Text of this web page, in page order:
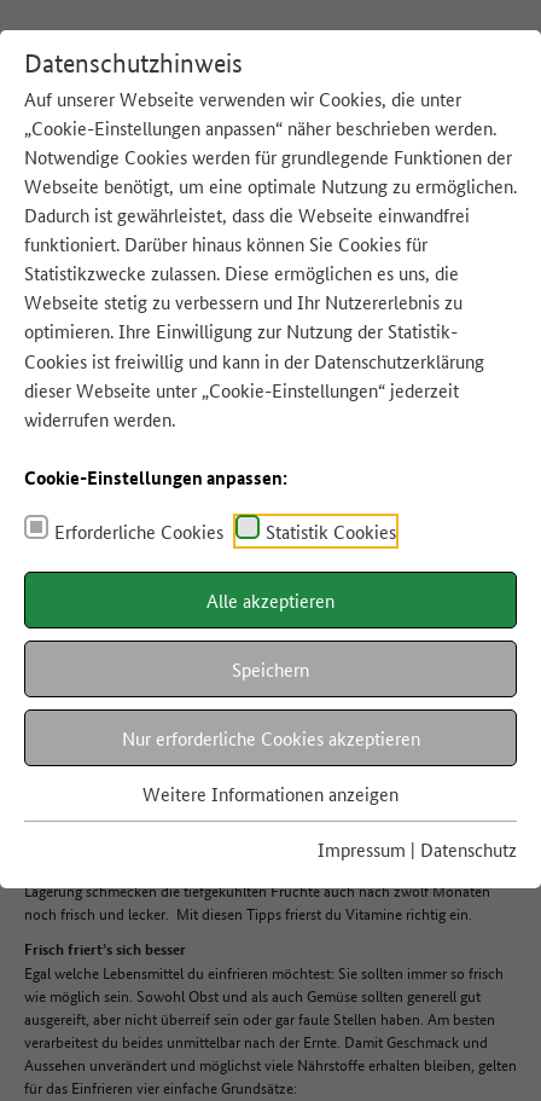
Datenschutzhinweis
Auf unserer Webseite verwenden wir Cookies, die unter
„Cookie-Einstellungen anpassen“ näher beschrieben werden.
Notwendige Cookies werden für grundlegende Funktionen der
Webseite benötigt, um eine optimale Nutzung zu ermöglichen.
Dadurch ist gewährleistet, dass die Webseite einwandfrei
funktioniert. Darüber hinaus können Sie Cookies für
Statistikzwecke zulassen. Diese ermöglichen es uns, die
Webseite stetig zu verbessern und Ihr Nutzererlebnis zu
optimieren. Ihre Einwilligung zur Nutzung der Statistik-
Cookies ist freiwillig und kann in der Datenschutzerklärung
dieser Webseite unter „Cookie-Einstellungen“ jederzeit
widerrufen werden.
Cookie-Einstellungen anpassen:
Erforderliche Cookies Statistik Cookies
Alle akzeptieren
Speichern
Nur erforderliche Cookies akzeptieren
Weitere Informationen anzeigen
Impressum | Datenschutz
:Startseite Blog
Vitamine auf Eis
13.08.2019
Beeren, Brokkoli und Paprika – wer Obst und Gemüse richtig einfriert,
erhält sich die Frische des Sommers und hat auch im Herbst noch
ausreichend Vitamine auf Lager.
Im Sommer sind Marktstände und Supermarktregale prall gefüllt mit leckerem
heimischem Obst und Gemüse. Damit du länger etwas davon hast, kannst du
vieles ganz einfach für später einfrieren. Mit der richtigen Vorbereitung und
Lagerung schmecken die tiefgekühlten Früchte auch nach zwölf Monaten
noch frisch und lecker. Mit diesen Tipps frierst du Vitamine richtig ein.
Frisch friert’s sich besser
Egal welche Lebensmittel du einfrieren möchtest: Sie sollten immer so frisch
wie möglich sein. Sowohl Obst und als auch Gemüse sollten generell gut
ausgereift, aber nicht überreif sein oder gar faule Stellen haben. Am besten
verarbeitest du beides unmittelbar nach der Ernte. Damit Geschmack und
Aussehen unverändert und möglichst viele Nährstoffe erhalten bleiben, gelten
für das Einfrieren vier einfache Grundsätze: